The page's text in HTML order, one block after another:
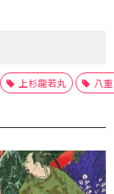
上杉龍若丸 八